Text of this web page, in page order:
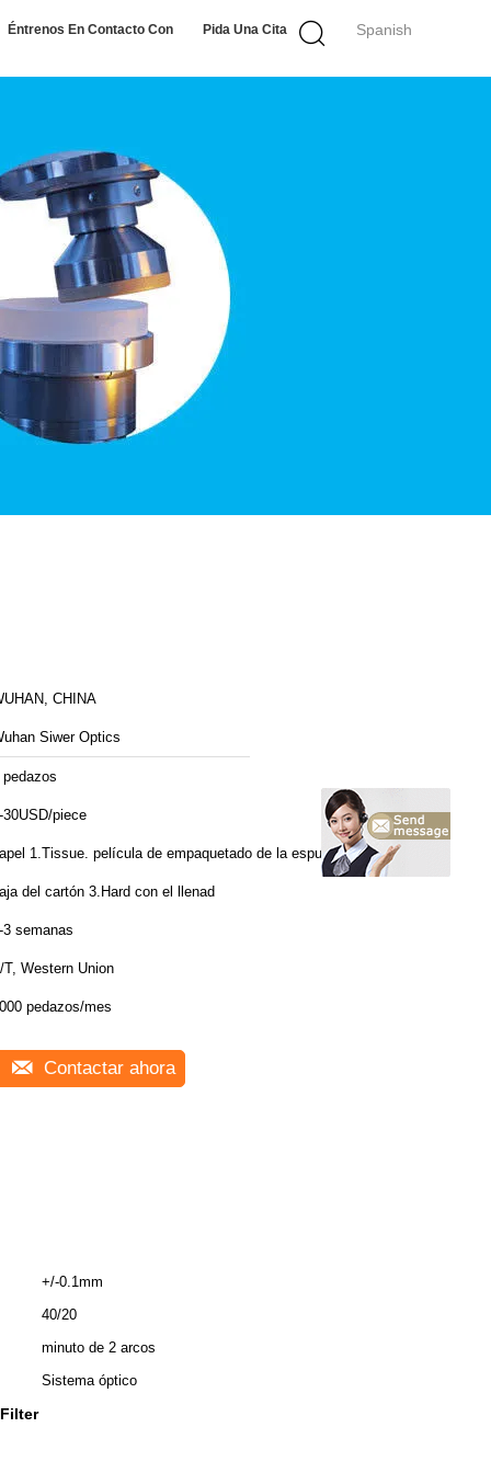
Spanish
Éntrenos En Contacto Con Pida Una Cita
CHINA
Siwer Optics
pedazos
30USD/piece
1.Tissue. película de empaquetado de la espuma 2.Plastic.
del cartón 3.Hard con el llenad
3 semanas
T, Western Union
pedazos/mes
Contactar ahora
+/-0.1mm
40/20
minuto de 2 arcos
Sistema óptico